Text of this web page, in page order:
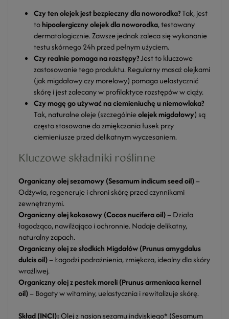
Czy ten olejek jest bezpieczny dla noworodka?Tak, jest
tohipoalergiczny olejek dla noworodka, testowany
dermatologicznie. Zawsze jednak zaleca się wykonanie
testu skórnego 24h przed pełnym użyciem.
Czy realnie pomaga na rozstępy?Jest to kluczowe
zastosowanie tego produktu. Regularny masaż olejkami
(jak migdałowy czy morelowy) pomaga uelastycznić
skórę i jest zalecany w profilaktyce rozstępów w ciąży.
Czy mogę go używać na ciemieniuchę u niemowlaka?
Tak, naturalne oleje (szczególnieolejek migdałowy) są
często stosowane do zmiękczania łusek przy
ciemieniusze przed delikatnym wyczesaniem.
Kluczowe składniki roślinne
Organiczny olej sezamowy (Sesamum indicum seed oil)–
Odżywia, regeneruje i chroni skórę przed czynnikami
zewnętrznymi.
Organiczny olej kokosowy (Cocos nucifera oil)– Działa
łagodząco, nawilżająco i ochronnie. Nadaje delikatny,
naturalny zapach.
Organiczny olej ze słodkich Migdałów (Prunus amygdalus
dulcis oil)– Łagodzi podrażnienia, zmiękcza, idealny dla skóry
wrażliwej.
Organiczny olej z pestek moreli (Prunus armeniaca kernel
oil)– Bogaty w witaminy, uelastycznia i rewitalizuje skórę.
Skład (INCI):Olej z nasion sezamu indyjskiego* (Sesamum